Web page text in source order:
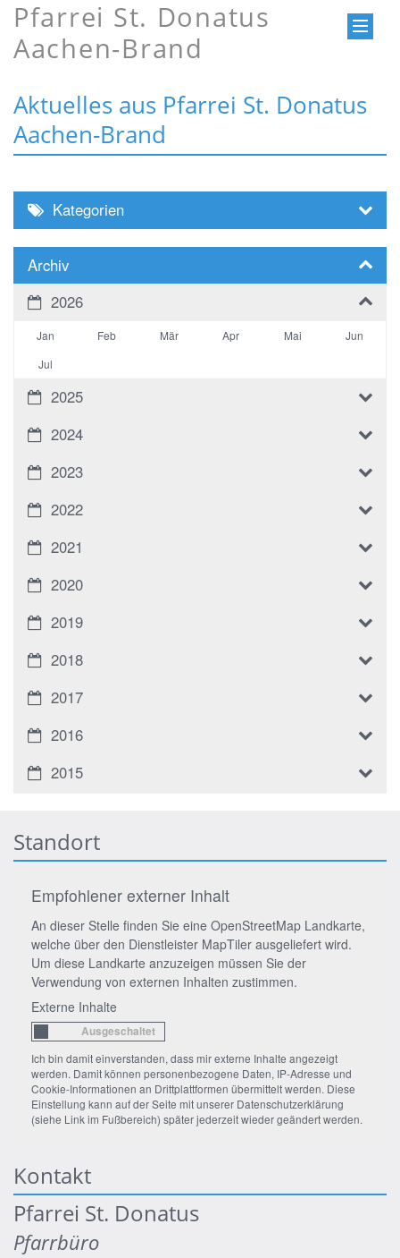
Pfarrei St. Donatus
Aachen-Brand
Aktuelles aus Pfarrei St. Donatus
Aachen-Brand
Kategorien
Archiv
2026
Jan Feb Mär Apr Mai
Jun
Jul
2025
2024
2023
2022
2021
2020
2019
2018
2017
2016
2015
Standort
Empfohlener externer Inhalt
An dieser Stelle finden Sie eine OpenStreetMap Landkarte,
welche über den Dienstleister MapTiler ausgeliefert wird.
Um diese Landkarte anzuzeigen müssen Sie der
Verwendung von externen Inhalten zustimmen.
Externe Inhalte
Ich bin damit einverstanden, dass mir externe Inhalte angezeigt
werden. Damit können personenbezogene Daten, IP-Adresse und
Cookie-Informationen an Drittplattformen übermittelt werden. Diese
Einstellung kann auf der Seite mit unserer Datenschutzerklärung
(siehe Link im Fußbereich) später jederzeit wieder geändert werden.
Kontakt
Pfarrei St. Donatus
Pfarrbüro